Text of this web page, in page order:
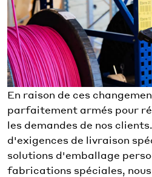
En raison de ces
parfaitement armés pour
les demandes de nos
d'exigences de livraison
solutions d'emballage
fabrications spéciales,